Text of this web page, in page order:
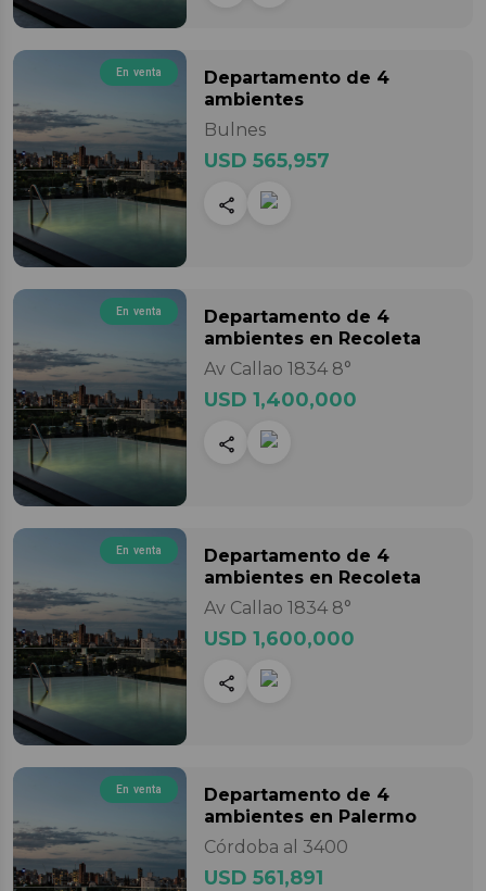
En venta Departamento de 4
ambientes
Bulnes
USD 565,957
En venta Departamento de 4
ambientes en Recoleta
Av Callao 1834 8°
USD 1,400,000
En venta Departamento de 4
ambientes en Recoleta
Av Callao 1834 8°
USD 1,600,000
En venta Departamento de 4
ambientes en Palermo
Córdoba al 3400
USD 561,891